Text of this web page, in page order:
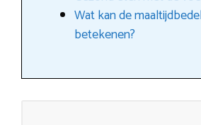
Wat kan de
betekenen?